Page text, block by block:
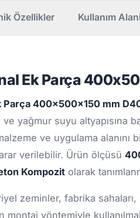
Özellikler Kullanım
Ek Parça
Parça 400x500x150 mm
ve yağmur suyu
ve uygulama
verilebilir. Ürün ölçüsü
Kompozit olarak
zeminler, fabrika
montaj yöntemiyle